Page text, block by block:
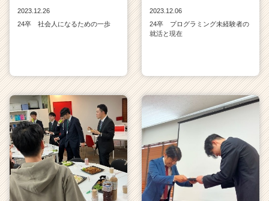
2023.12.26
24卒 社会人になるための一歩
2023.12.06
24卒 プログラミング未経験者の
就活と現在